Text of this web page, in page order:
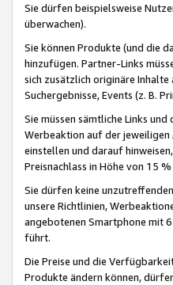
Sie dürfen beispielsweise
überwachen).
Sie können Produkte (und die
hinzufügen. Partner-Links
sich zusätzlich originäre
Suchergebnisse, Events (z. B.
Sie müssen sämtliche Links
Werbeaktion auf der jeweiligen
einstellen und darauf
Preisnachlass in Höhe von 15
Sie dürfen keine
unsere Richtlinien,
angebotenen Smartphone mit
führt.
Die Preise und die
Produkte ändern können,